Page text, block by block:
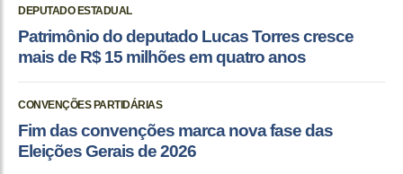
DEPUTADO ESTADUAL
Patrimônio do deputado Lucas Torres cresce
mais de R$ 15 milhões em quatro anos
CONVENÇÕES PARTIDÁRIAS
Fim das convenções marca nova fase das
Eleições Gerais de 2026